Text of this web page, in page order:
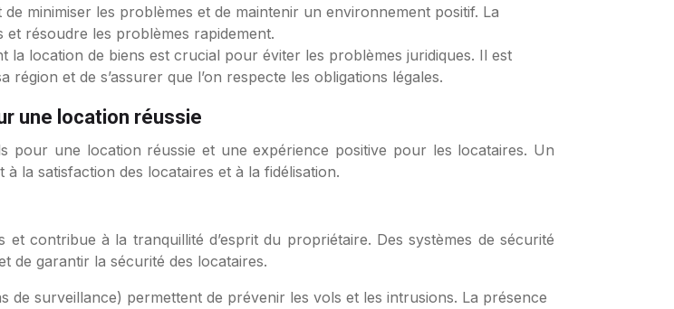
minimiser les problèmes et de maintenir un environnement positif. La
résoudre les problèmes rapidement.
la location de biens est crucial pour éviter les problèmes juridiques. Il est
et de s’assurer que l’on respecte les obligations légales.
une location réussie
pour une location réussie et une expérience positive pour les locataires. Un
la satisfaction des locataires et à la fidélisation.
contribue à la tranquillité d’esprit du propriétaire. Des systèmes de sécurité
de garantir la sécurité des locataires.
de surveillance) permettent de prévenir les vols et les intrusions. La présence